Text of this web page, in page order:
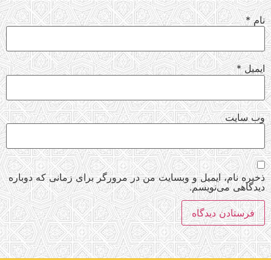
نام*
ایمیل*
وب‌ سایت
ذخیره نام، ایمیل و وبسایت من در مرورگر برای زمانی که دوباره
دیدگاهی می‌نویسم.